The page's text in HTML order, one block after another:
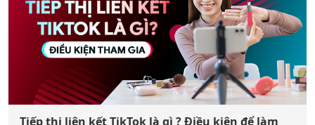
Tiếp thị liên kết TikTok là gì ? Điều kiện để làm